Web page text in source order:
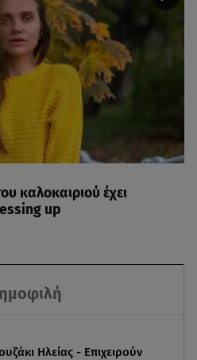
Ηλείας - Επιχειρούν
καλοκαιριού έχει
up